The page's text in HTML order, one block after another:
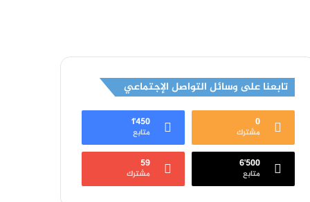
تابعنا على وسائل التواصل الإجتماعي
0
مشترك
1٬450
متابع
6٬500
متابع
59
مشترك